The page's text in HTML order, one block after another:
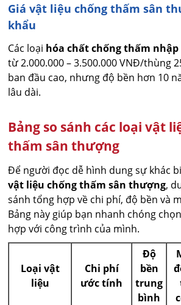
Giá vật liệu chống thấm sân
khẩu
Các loại hóa chất chống thấm
từ 2.000.000 – 3.500.000 VNĐ/thùng
ban đầu cao, nhưng độ bền hơn 10
lâu dài.
Bảng so sánh các loại vật
thấm sân thượng
Để người đọc dễ hình dung sự khác
vật liệu chống thấm sân thượng,
sánh tổng hợp về chi phí, độ bền và
Bảng này giúp bạn nhanh chóng
hợp với công trình của mình.
Loại vật
liệu
Chi phí
ước tính
Độ
bền
trung
bình